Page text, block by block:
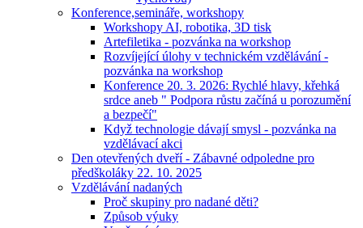
Konference,semináře, workshopy
Workshopy AI, robotika, 3D tisk
Artefiletika - pozvánka na workshop
Rozvíjející úlohy v technickém vzdělávání -
pozvánka na workshop
Konference 20. 3. 2026: Rychlé hlavy, křehká
srdce aneb " Podpora růstu začíná u porozumění
a bezpečí"
Když technologie dávají smysl - pozvánka na
vzdělávací akci
Den otevřených dveří - Zábavné odpoledne pro
předškoláky 22. 10. 2025
Vzdělávání nadaných
Proč skupiny pro nadané děti?
Způsob výuky